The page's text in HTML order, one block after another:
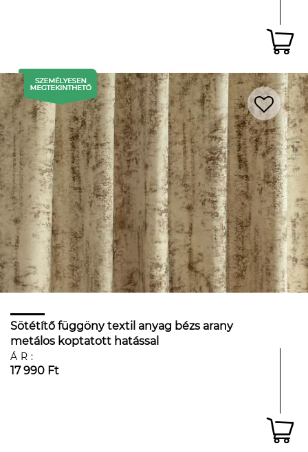
Sötétítő függöny textil anyag bézs arany
metálos koptatott hatással
ÁR:
17 990 Ft